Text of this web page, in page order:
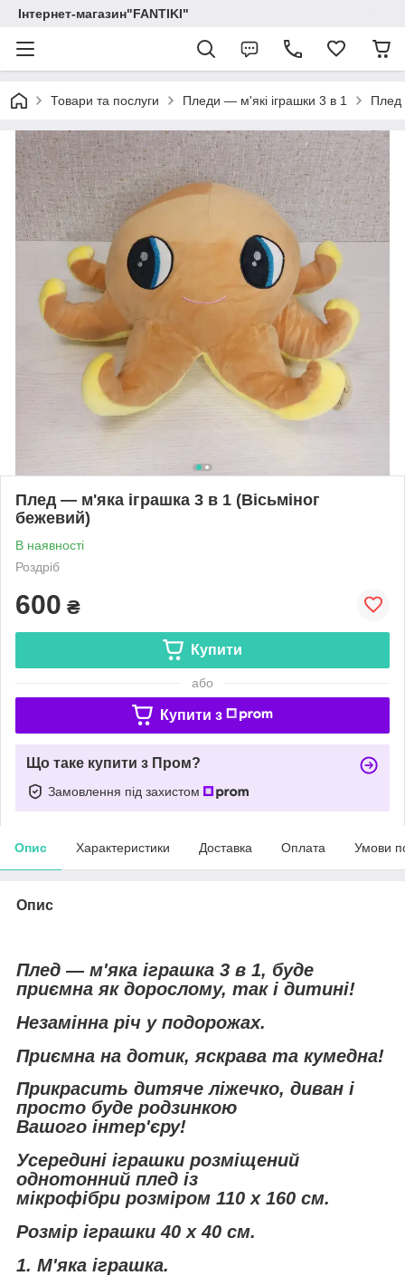
Інтернет-магазин"FANTIKI"
Товари та послуги Пледи — м'які іграшки 3 в 1 Плед
Плед — м'яка іграшка 3 в 1 (Вісьміног
бежевий)
В наявності
Роздріб
600 ₴
Купити
або
Купити з
Що таке купити з Пром?
Замовлення під захистом
Опис Характеристики Доставка Оплата Умови
Опис
Плед — м'яка іграшка 3 в 1, буде
приємна як дорослому, так і дитині!
Незамінна річ у подорожах.
Приємна на дотик, яскрава та кумедна!
Прикрасить дитяче ліжечко, диван і
просто буде родзинкою
Вашого інтер'єру!
Усередині іграшки розміщений
однотонний плед із
мікрофібри розміром 110 х 160 см.
Розмір іграшки 40 х 40 см.
1. М'яка іграшка.